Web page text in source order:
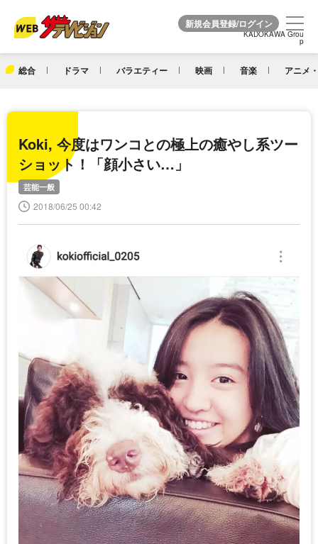
KADOKAWA Grou
p
総合 ドラマ バラエティー 映画 音楽 アニメ
KADOKAWA Grou
p
Koki, 今度はワンコとの極上の癒やし系ツー
ショット！「顔小さい…」
芸能一般
2018/06/25 00:42